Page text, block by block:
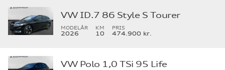
VW ID.7 86 Style S Tourer
MODELÅR
2026
KM
10
PRIS
474.900 kr.
VW Polo 1,0 TSi 95 Life